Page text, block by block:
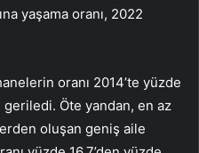
yaşama oranı, 2022
oranı 2014’te yüzde
geriledi. Öte yandan, en az
oluşan geniş aile